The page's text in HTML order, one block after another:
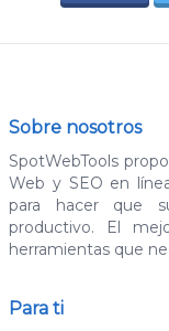
Sobre nosotros
SpotWebTools
Web y SEO en
para hacer que
productivo. El
herramientas que
Para ti